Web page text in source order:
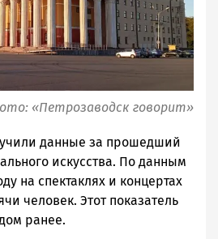
«Петрозаводск говорит»
данные за прошедший
искусства. По данным
на спектаклях и концертах
человек. Этот показатель
ранее.